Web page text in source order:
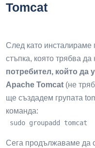
Tomcat
След като
стъпка, която трябва
потребител, който да
Apache Tomcat (не
ще създадем групата
команда:
sudo groupadd tomcat
Сега продължаваме да